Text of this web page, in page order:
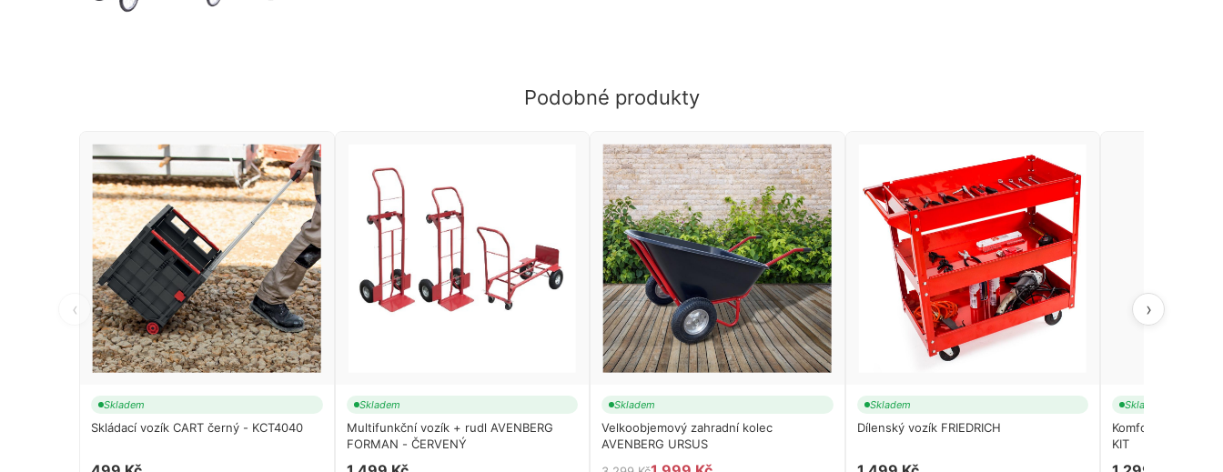
Podobné produkty
Skladem
Skládací vozík CART černý - KCT4040
Skladem
Multifunkční vozík + rudl AVENBERG
FORMAN - ČERVENÝ
Skladem
Velkoobjemový zahradní kolec
AVENBERG URSUS
Skladem
Dílenský vozík FRIEDRICH
Skladem
Komfortní
KIT
‹ ›